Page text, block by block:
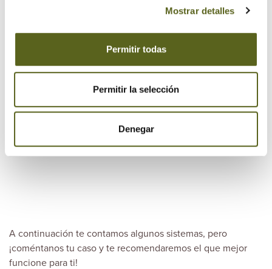
Mostrar detalles
Permitir todas
Permitir la selección
Denegar
hacer frente, deberás optar
por un sistema u otro. Pero su mantenimiento
esté aireada y con usar algún material de protección para
las inclemencias meteorológicas.
A continuación te contamos algunos sistemas, pero
¡coméntanos tu caso y te recomendaremos el que mejor
funcione para ti!